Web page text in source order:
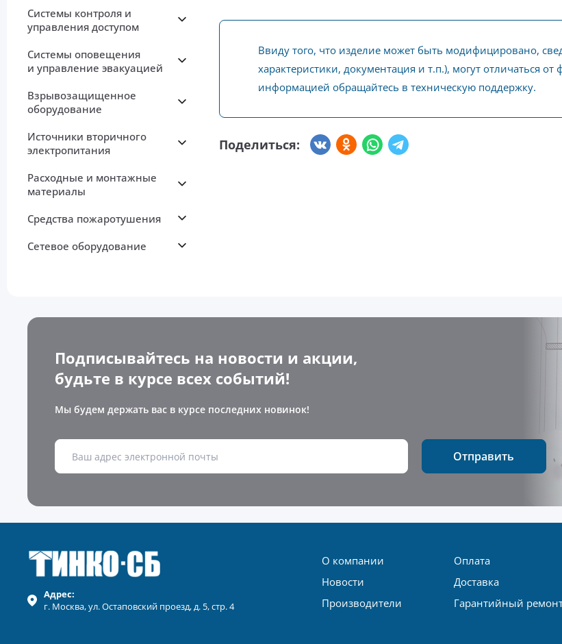
Ввиду того, что изделие может быть модифицировано,
характеристики, документация и т.п.), могут отличаться
информацией обращайтесь в техническую поддержку.
Поделиться:
Системы контроля и
управления доступом
Системы оповещения
и управление эвакуацией
Взрывозащищенное
оборудование
Источники вторичного
электропитания
Расходные и монтажные
материалы
Средства пожаротушения
Сетевое оборудование
Подписывайтесь на новости и акции,
будьте в курсе всех событий!
Мы будем держать вас в курсе последних новинок!
Отправить
Адрес:
г. Москва, ул.Остаповский проезд, д. 5, стр. 4
О компании
Новости
Производители
Оплата
Доставка
Гарантийный